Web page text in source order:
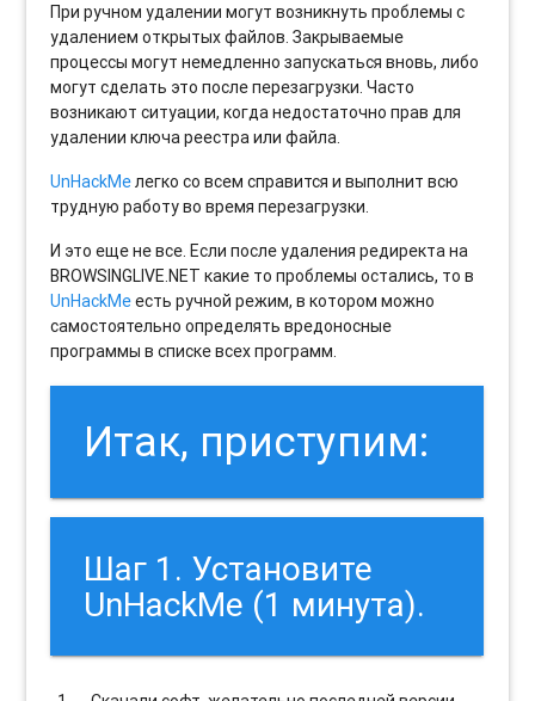
При ручном удалении могут возникнуть проблемы с
удалением открытых файлов. Закрываемые
процессы могут немедленно запускаться вновь, либо
могут сделать это после перезагрузки. Часто
возникают ситуации, когда недостаточно прав для
удалении ключа реестра или файла.
UnHackMeлегко со всем справится и выполнит всю
трудную работу во время перезагрузки.
И это еще не все. Если после удаления редиректа на
BROWSINGLIVE.NET какие то проблемы остались, то в
UnHackMeесть ручной режим, в котором можно
самостоятельно определять вредоносные
программы в списке всех программ.
Итак, приступим:
Шаг 1. Установите
UnHackMe (1 минута).